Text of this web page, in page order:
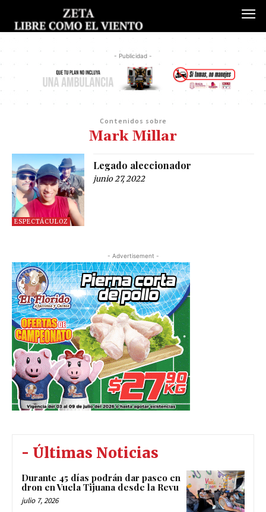
- Publicidad -
Contenidos sobre
Mark Millar
ESPECTÁCULOZ
Legado aleccionador
junio 27, 2022
- Advertisement -
- Últimas Noticias
Durante 45 días podrán dar paseo en
dron en Vuela Tijuana desde la Revu
julio 7, 2026